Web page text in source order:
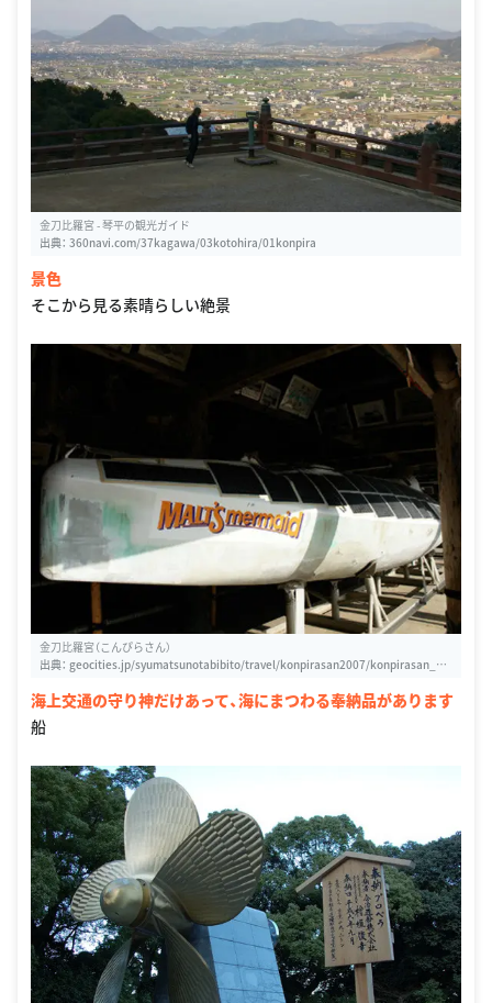
金刀比羅宮 - 琴平の観光ガイド
出典： 360navi.com/37kagawa/03kotohira/01konpira
景色
そこから見る素晴らしい絶景
金刀比羅宮（こんぴらさん）
出典： geocities.jp/syumatsunotabibito/travel/konpirasan2007/konpirasan_20
海上交通の守り神だけあって、海にまつわる奉納品があります
船